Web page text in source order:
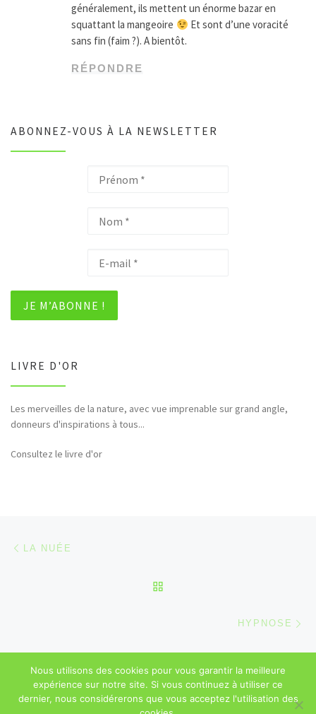
généralement, ils mettent un énorme bazar en
squattant la mangeoire
Et sont d’une voracité
sans fin (faim ?). A bientôt.
RÉPONDRE
ABONNEZ-VOUS À LA NEWSLETTER
LIVRE D'OR
Les merveilles de la nature, avec vue imprenable sur grand angle,
donneurs d'inspirations à tous...
Consultez le livre d'or
Parcourir les articles
LA NUÉE
HYPNOSE
© 2026 Sébastien Majerowicz – Mentions légales – Tous droits
réservés
Nous utilisons des cookies pour vous garantir la meilleure
expérience sur notre site. Si vous continuez à utiliser ce
dernier, nous considérerons que vous acceptez l'utilisation des